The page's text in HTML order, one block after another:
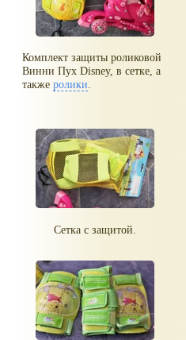
Комплект защиты роликовой
Винни Пух Disney, в сетке, а
такжеролики
Сетка с защитой.